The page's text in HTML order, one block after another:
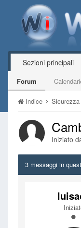
Sezioni principali
Forum
Indice Sicurezza
Iniziato
3 messaggi in